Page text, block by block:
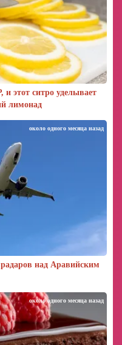
и этот ситро уделывает
лимонад
над Аравийским
около одного месяца назад
около одного месяца назад